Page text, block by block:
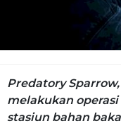
Predatory
melakukan
stasiun bahan